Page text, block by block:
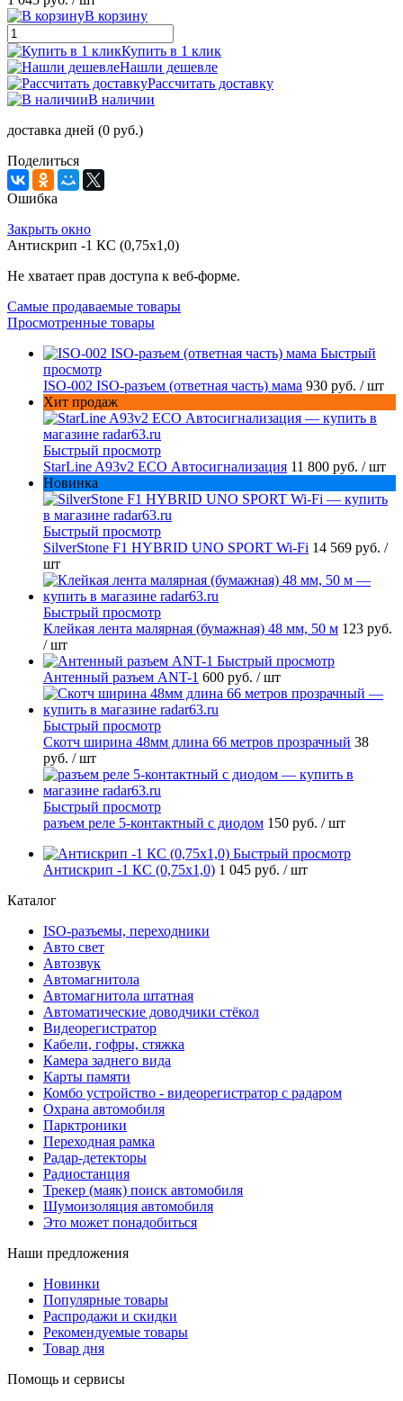
В корзину
Купить в 1 клик
Нашли дешевле
Рассчитать доставку
В наличии
доставка дней (0 руб.)
Поделиться
Ошибка
Закрыть окно
Антискрип -1 КС (0,75х1,0)
Не хватает прав доступа к веб-форме.
Самые продаваемые товары
Просмотренные товары
Быстрый
просмотр
ISO-002 ISO-разъем (ответная часть) мама 930 руб. / шт
Хит продаж
Быстрый просмотр
StarLine A93v2 ECO Автосигнализация 11 800 руб. / шт
Новинка
Быстрый просмотр
SilverStone F1 HYBRID UNO SPORT Wi-Fi 14 569 руб. /
шт
Быстрый просмотр
Клейкая лента малярная (бумажная) 48 мм, 50 м 123 руб.
/ шт
Быстрый просмотр
Антенный разъем ANT-1 600 руб. / шт
Быстрый просмотр
Скотч ширина 48мм длина 66 метров прозрачный 38
руб. / шт
Быстрый просмотр
разъем реле 5-контактный с диодом 150 руб. / шт
Быстрый просмотр
Антискрип -1 КС (0,75х1,0) 1 045 руб. / шт
Каталог
ISO-разъемы, переходники
Авто свет
Автозвук
Автомагнитола
Автомагнитола штатная
Автоматические доводчики стёкол
Видеорегистратор
Кабели, гофры, стяжка
Камера заднего вида
Карты памяти
Комбо устройство - видеорегистратор с радаром
Охрана автомобиля
Парктроники
Переходная рамка
Радар-детекторы
Радиостанция
Трекер (маяк) поиск автомобиля
Шумоизоляция автомобиля
Это может понадобиться
Наши предложения
Новинки
Популярные товары
Распродажи и скидки
Рекомендуемые товары
Товар дня
Помощь и сервисы